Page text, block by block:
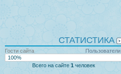
СТАТИСТИКА
Пользователи
Гости сайта
100%
Всего на сайте 1 человек